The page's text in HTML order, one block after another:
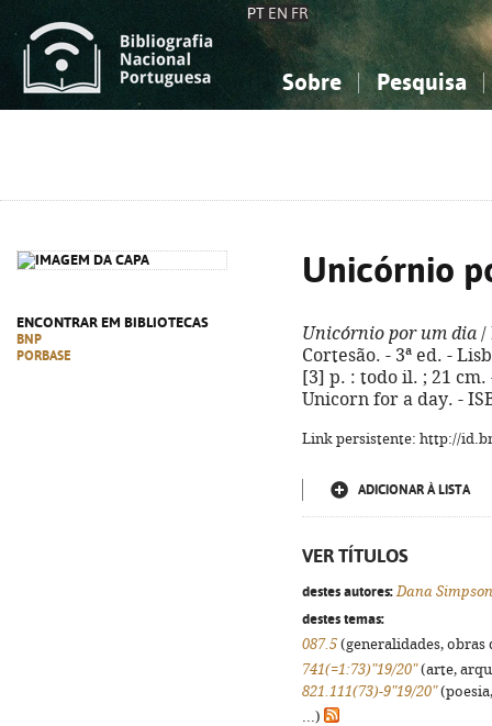
PT EN FR
Sobre Pesquisa
ENCONTRAR EM BIBLIOTECAS
BNP
PORBASE
Unicórnio
Unicórnio por um dia /
Cortesão. - 3ª ed. -
[3] p. : todo il. ; 21
Unicorn for a day. -
Link persistente: http://
ADICIONAR À LISTA
VER TÍTULOS
destes autores: Dana Simpson
destes temas:
087.5 (generalidades,
741(=1:73)"19/20"(arte,
821.111(73)-9"19/20"
...)